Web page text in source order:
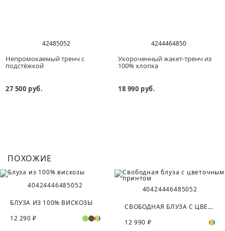
42485052
Непромокаемый тренч с
подстёжкой
27 500 руб.
4244464850
Укороченный жакет-тренч из
100% хлопка
18 990 руб.
ПОХОЖИЕ
40424446485052
БЛУЗА ИЗ 100% ВИСКОЗЫ
12 290 ₽
40424446485052
СВОБОДНАЯ БЛУЗА С ЦВЕТОЧНЫМ ПРИНТОМ
12 990 ₽